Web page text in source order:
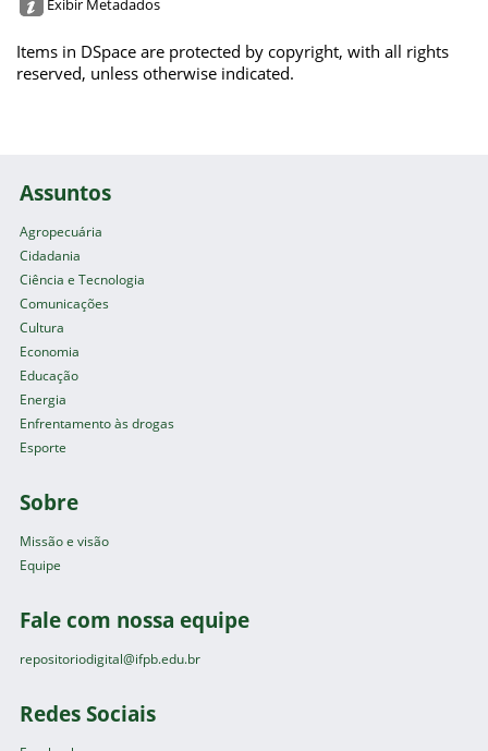
Exibir Metadados
Items in DSpace are protected by copyright, with all rights
reserved, unless otherwise indicated.
Assuntos
Agropecuária
Cidadania
Ciência e Tecnologia
Comunicações
Cultura
Economia
Educação
Energia
Enfrentamento às drogas
Esporte
Sobre
Missão e visão
Equipe
Fale com nossa equipe
repositoriodigital@ifpb.edu.br
Redes Sociais